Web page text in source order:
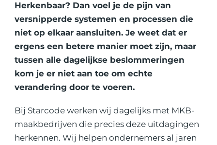
Herkenbaar? Dan voel je de pijn van
versnipperde systemen en processen die
niet op elkaar aansluiten. Je weet dat er
ergens een betere manier moet zijn, maar
tussen alle dagelijkse beslommeringen
kom je er niet aan toe om echte
verandering door te voeren.
Bij Starcode werken wij dagelijks met MKB-
maakbedrijven die precies deze uitdagingen
herkennen. Wij helpen ondernemers al jaren